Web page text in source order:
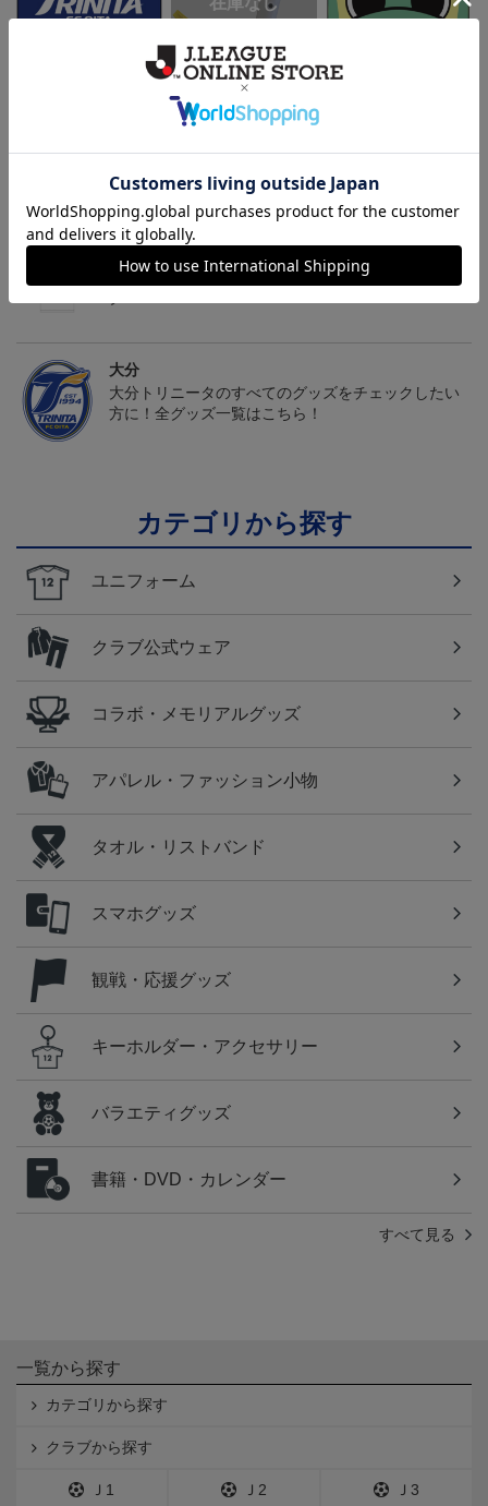
TRINITA LIGHT PARADE
ペンライト白（ニータンv
er.）
3,000円
トピックス
こだわりのデザインに注目！コラボグッズをチェッ
大分
大分トリニータのすべてのグッズをチェックしたい
方に！全グッズ一覧はこちら！
カテゴリから探す
ユニフォーム
クラブ公式ウェア
コラボ・メモリアルグッズ
アパレル・ファッション小物
タオル・リストバンド
スマホグッズ
観戦・応援グッズ
キーホルダー・アクセサリー
バラエティグッズ
書籍・DVD・カレンダー
すべて見る
一覧から探す
カテゴリから探す
クラブから探す
Ｊ1 Ｊ2 Ｊ3